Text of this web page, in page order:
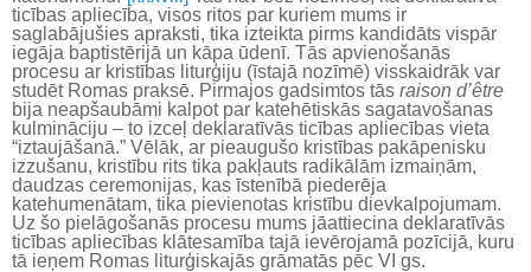
ticības apliecība, visos ritos par kuriem mums ir
saglabājušies apraksti, tika izteikta pirms kandidāts vispār
iegāja baptistērijā un kāpa ūdenī. Tās apvienošanās
procesu ar kristības liturģiju (īstajā nozīmē) visskaidrāk var
studēt Romas praksē. Pirmajos gadsimtos tās raison d’être
bija neapšaubāmi kalpot par katehētiskās sagatavošanas
kulmināciju – to izceļ deklaratīvās ticības apliecības vieta
“iztaujāšanā.” Vēlāk, ar pieaugušo kristības pakāpenisku
izzušanu, kristību rits tika pakļauts radikālām izmaiņām,
daudzas ceremonijas, kas īstenībā piederēja
katehumenātam, tika pievienotas kristību dievkalpojumam.
Uz šo pielāgošanās procesu mums jāattiecina deklaratīvās
ticības apliecības klātesamība tajā ievērojamā pozīcijā, kuru
tā ieņem Romas liturģiskajās grāmatās pēc VI gs.